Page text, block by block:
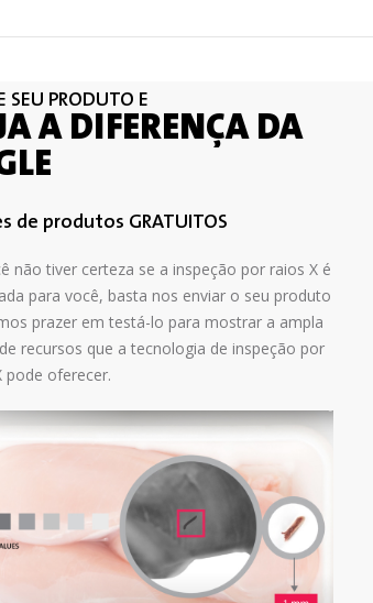
SEU PRODUTO E
A DIFERENÇA DA
de produtos GRATUITOS
não tiver certeza se a inspeção por raios X é
para você, basta nos enviar o seu produto
prazer em testá-lo para mostrar a ampla
recursos que a tecnologia de inspeção por
pode oferecer.